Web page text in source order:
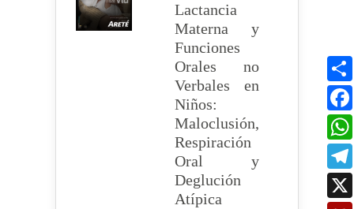
Lactancia
Materna y
Funciones
Orales no
Verbales en
Niños:
Maloclusión,
Respiración
Oral y
Deglución
Atípica